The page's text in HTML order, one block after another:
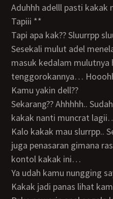
Aduhhh adelll pasti kakak mauu laaaahhh sayang..
Tapiii **
Tapi apa kak?? Sluurrpp
Sesekali mulut adel menelan kembali penis kakaknya
masuk kedalam
tenggorokannya…
Kamu yakin dell??
Sekarang?? Ahhhhh.. Sudahh sayang gelii… Penis
kakak nanti muncrat
Kalo kakak mau slurrpp.. Sekarang adell siap kok adell
juga penasaran gimana
kontol kakak ini…
Ya udah kamu nungging
Kakak jadi panas lihat kamu nyepong kontol kakak..